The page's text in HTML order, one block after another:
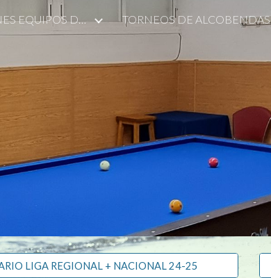
Skip to navigation
COMPETICIONES EQUIPOS DE ALCOBENDAS TORNEOS DE ALCOBENDAS
LIGA REGIONAL + NACIONAL 24-25